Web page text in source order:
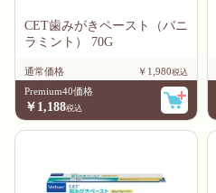
CET歯みがきペースト（バニ
ラミント） 70G
通常価格
￥1,980
Premium40価格
￥1,188